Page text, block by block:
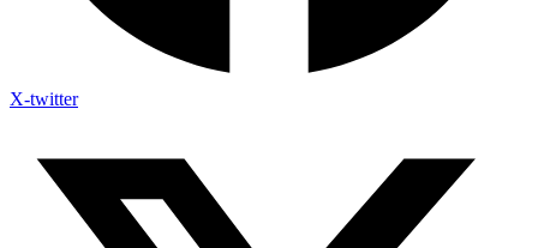
X-twitter